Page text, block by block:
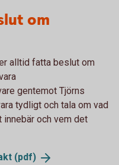
om
alltid fatta beslut om
gentemot Tjörns
tydligt och tala om vad
och vem det
(pdf)